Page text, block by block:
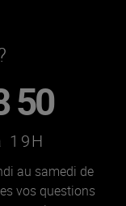
50
19H
au samedi de
vos questions